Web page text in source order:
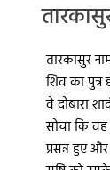
तारकासुर
शिव का
वे दोबारा
सोचा कि
प्रसन्न हुए